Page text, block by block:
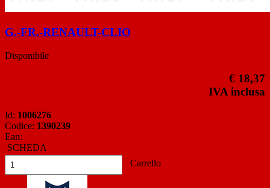
G.-FR.-RENAULT-CLIO
Disponibile
€ 18,37
IVA inclusa
Id: 1006276
Codice: 1390239
Ean:
SCHEDA
Carrello